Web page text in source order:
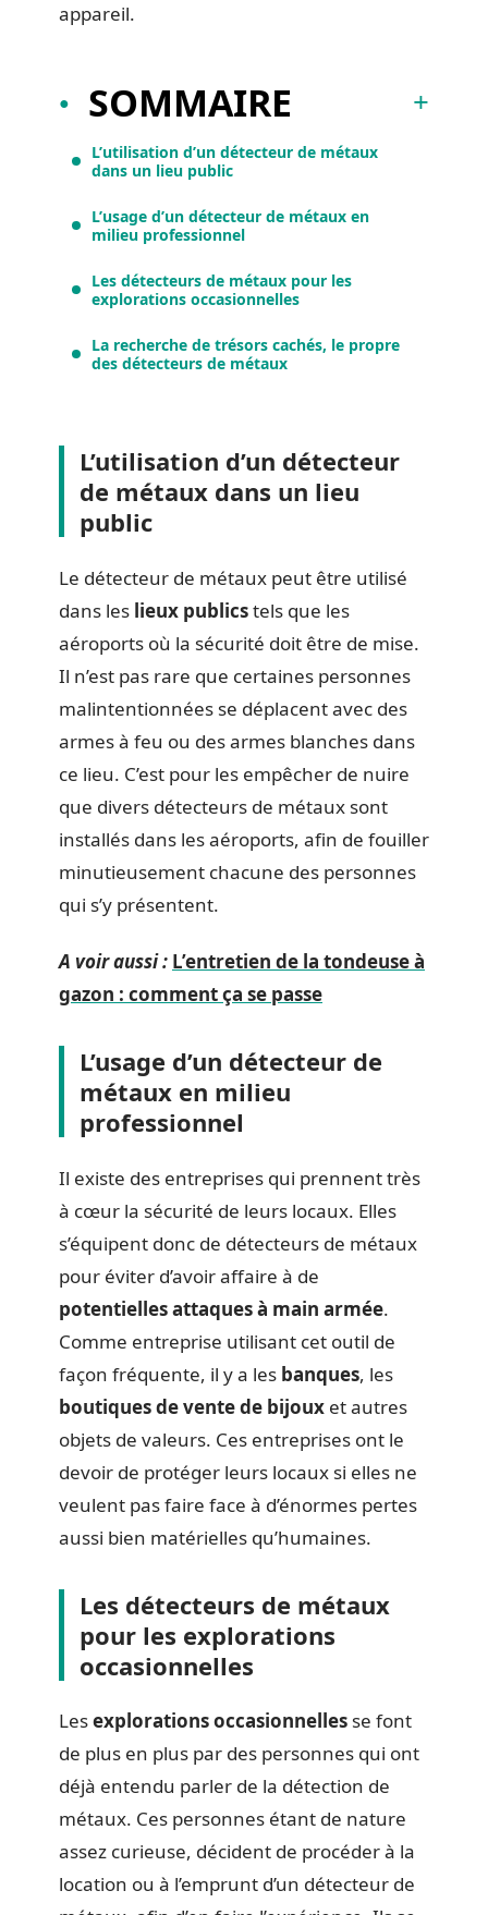
appareil.
SOMMAIRE
L’utilisation d’un détecteur de métaux
dans un lieu public
L’usage d’un détecteur de métaux en
milieu professionnel
Les détecteurs de métaux pour les
explorations occasionnelles
La recherche de trésors cachés, le propre
des détecteurs de métaux
L’utilisation d’un détecteur
de métaux dans un lieu
public
Le détecteur de métaux peut être utilisé
dans les lieux publicstels que les
aéroports où la sécurité doit être de mise.
Il n’est pas rare que certaines personnes
malintentionnées se déplacent avec des
armes à feu ou des armes blanches dans
ce lieu. C’est pour les empêcher de nuire
que divers détecteurs de métaux sont
installés dans les aéroports, afin de fouiller
minutieusement chacune des personnes
qui s’y présentent.
A voir aussi : L’entretien de la tondeuse à
gazon : comment ça se passe
L’usage d’un détecteur de
métaux en milieu
professionnel
Il existe des entreprises qui prennent très
à cœur la sécurité de leurs locaux. Elles
s’équipent donc de détecteurs de métaux
pour éviter d’avoir affaire à de
potentielles attaques à main armée.
Comme entreprise utilisant cet outil de
façon fréquente, il y a les banques, les
boutiques de vente de bijoux et autres
objets de valeurs. Ces entreprises ont le
devoir de protéger leurs locaux si elles ne
veulent pas faire face à d’énormes pertes
aussi bien matérielles qu’humaines.
Les détecteurs de métaux
pour les explorations
occasionnelles
Lesexplorations occasionnelles se font
de plus en plus par des personnes qui ont
déjà entendu parler de la détection de
métaux. Ces personnes étant de nature
assez curieuse, décident de procéder à la
location ou à l’emprunt d’un détecteur de